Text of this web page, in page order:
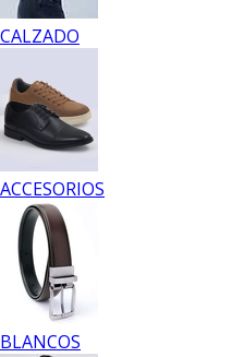
CALZADO
ACCESORIOS
BLANCOS